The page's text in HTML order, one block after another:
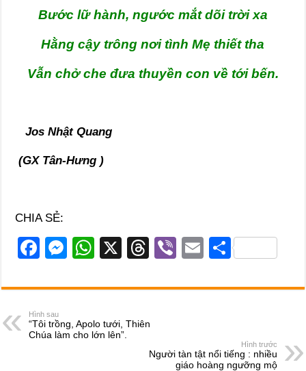
Bước lữ hành, ngước mắt dõi trời xa
Hằng cậy trông nơi tình Mẹ thiết tha
Vẫn chở che đưa thuyền con về tới bến.
Jos Nhật Quang
(GX Tân-Hưng )
CHIA SẺ:
F
c
e
b
M
ss
n
W
at
A
X
T
e
d
s
Vi
er
E
ail
S
ar
Hình sau
“Tôi trồng, Apolo tưới, Thiên
Chúa làm cho lớn lên”.
Hình trước
Người tàn tật nổi tiếng : nhiều
giáo hoàng ngưỡng mộ